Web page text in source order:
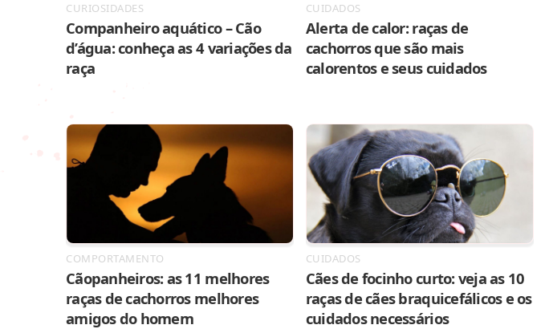
CURIOSIDADES
Companheiro aquático – Cão
d’água: conheça as 4 variações da
raça
CUIDADOS
Alerta de calor: raças de
cachorros que são mais
calorentos e seus cuidados
COMPORTAMENTO
Cãopanheiros: as 11 melhores
raças de cachorros melhores
amigos do homem
CUIDADOS
Cães de focinho curto: veja as 10
raças de cães braquicefálicos e os
cuidados necessários